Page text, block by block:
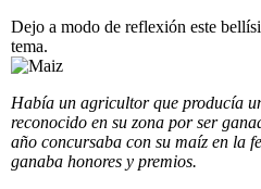
Dejo a modo de reflexión este
tema.
Había un agricultor que producía
reconocido en su zona por ser
año concursaba con su maíz en la
ganaba honores y premios.